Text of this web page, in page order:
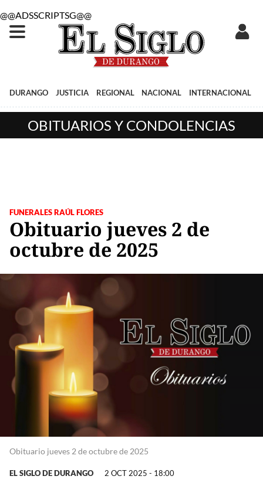
@@ADSSCRIPTSG@@
DURANGO JUSTICIA REGIONAL NACIONAL INTERNACIONAL
OBITUARIOS Y CONDOLENCIAS
FUNERALES RAÚL FLORES
Obituario jueves 2 de
octubre de 2025
Obituario jueves 2 de octubre de 2025
EL SIGLO DE DURANGO 2 OCT 2025 - 18:00